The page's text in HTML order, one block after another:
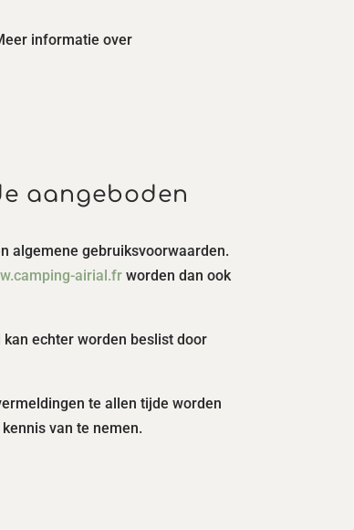
informatie over
aangeboden
algemene gebruiksvoorwaarden.
airial.fr worden dan ook
echter worden beslist door
te allen tijde worden
van te nemen.